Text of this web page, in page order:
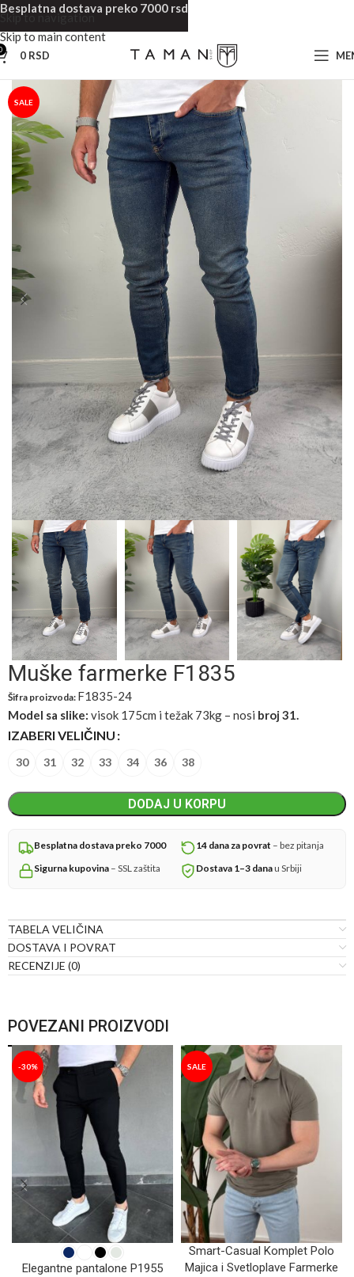
Skip to navigation
Skip to main content
0 RSD
Muške Farmerke
SALE
Muške farmerke F1835
Šifra proizvoda: F1835-24
Model sa slike: visok 175cm i težak 73kg – nosi broj 31.
IZABERI VELIČINU
30 31 32 33 34 36 38
DODAJ U KORPU
Besplatna dostava preko 7000 14 dana za povrat – bez pitanja
Sigurna kupovina – SSL zaštita Dostava 1–3 danau Srbiji
TABELA VELIČINA
DOSTAVA I POVRAT
RECENZIJE (0)
POVEZANI PROIZVODI
-30%
Elegantne pantalone P1955
SALE
Smart-Casual Komplet Polo
Majica i Svetloplave Farmerke
Besplatna dostava preko 7000 rsd